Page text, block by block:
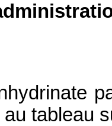
tableau